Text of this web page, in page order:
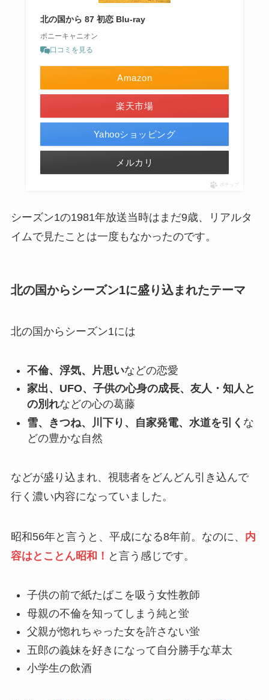
北の国から 87 初恋 Blu-ray
ポニーキャニオン
口コミを見る
Amazon
楽天市場
Yahooショッピング
メルカリ
ポチップ
シーズン1の1981年放送当時はまだ9歳、リアルタ
イムで見たことは一度もなかったのです。
北の国からシーズン1に盛り込まれたテーマ
北の国からシーズン1には
不倫、浮気、片思いなどの恋愛
家出、UFO、子供の心身の成長、友人・知人と
の別れなどの心の葛藤
雪、きつね、川下り、自家発電、水道を引く な
どの豊かな自然
などが盛り込まれ、視聴者をどんどん引き込んで
行く濃い内容になっていました。
昭和56年と言うと、平成になる8年前。なのに、 内
容はとことん昭和！ と言う感じです。
子供の前で紙たばこを吸う女性教師
母親の不倫を知ってしまう純と蛍
父親が惚れちゃった女を許さない蛍
五郎の義妹を好きになって自分勝手な草太
小学生の飲酒